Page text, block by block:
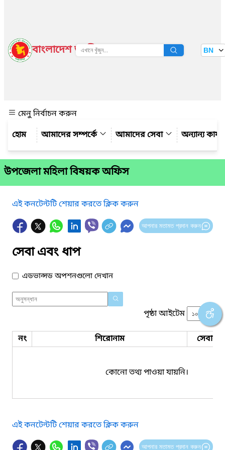
বাংলাদেশ জাতীয় তথ্য বাতায়ন BN
মেনু নির্বাচন করুন
আমাদের সম্পর্কে
আমাদের সেবা অন্যান্য
উপজেলা মহিলা বিষয়ক অফিস
এই কনটেন্টটি শেয়ার করতে ক্লিক করুন
আপনার মতামত প্রদান করুন
সেবা এবং ধাপ
এডভান্সড অপশনগুলো দেখান
পৃষ্ঠা আইটেম
নং শিরোনাম সেবার
কোনো তথ্য পাওয়া যায়নি।
এই কনটেন্টটি শেয়ার করতে ক্লিক করুন
আপনার মতামত প্রদান করুন